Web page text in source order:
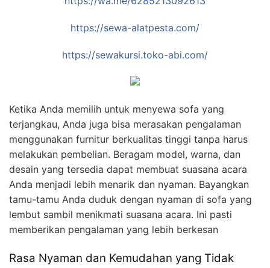
https://sewa-alatpesta.com/
https://sewakursi.toko-abi.com/
Ketika Anda memilih untuk menyewa sofa yang
terjangkau, Anda juga bisa merasakan pengalaman
menggunakan furnitur berkualitas tinggi tanpa harus
melakukan pembelian. Beragam model, warna, dan
desain yang tersedia dapat membuat suasana acara
Anda menjadi lebih menarik dan nyaman. Bayangkan
tamu-tamu Anda duduk dengan nyaman di sofa yang
lembut sambil menikmati suasana acara. Ini pasti
memberikan pengalaman yang lebih berkesan
Rasa Nyaman dan Kemudahan yang Tidak